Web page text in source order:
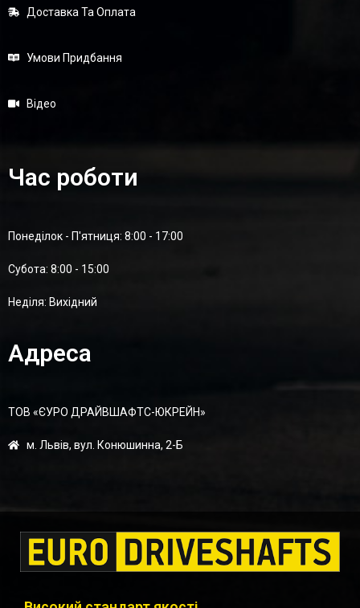
Доставка Та Оплата
Умови Придбання
Відео
Час роботи
Понеділок - П'ятниця: 8:00 - 17:00
Суботa: 8:00 - 15:00
Неділя: Вихідний
Адреса
ТОВ «ЄУРО ДРАЙВШАФТC-ЮКРЕЙН»
м. Львів, вул. Конюшинна, 2-Б